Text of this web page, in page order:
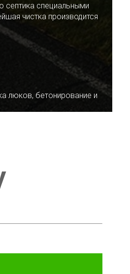
специальными
чистка производится
люков, бетонирование и